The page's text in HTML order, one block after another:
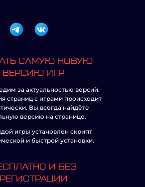
САМУЮ НОВУЮ
ВЕРСИЮ ИГР
за актуальностью версий.
страниц с играми происходит
Вы всегда найдёте
версию на странице.
игры установлен скрипт
и быстрой установки.
И БЕЗ
РЕГИСТРАЦИИ